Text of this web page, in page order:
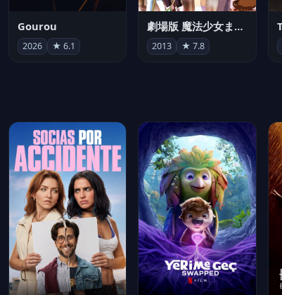
Gourou
2026 ★ 6.1
劇場版 魔法少女まどか☆マギカ[新編]叛逆の物語
2013 ★ 7.8